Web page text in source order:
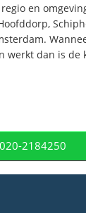
en
werkt dan is de
020-2184250